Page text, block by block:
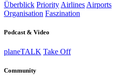
Überblick Priority Airlines Airports
Organisation Faszination
Podcast & Video
planeTALK Take Off
Community